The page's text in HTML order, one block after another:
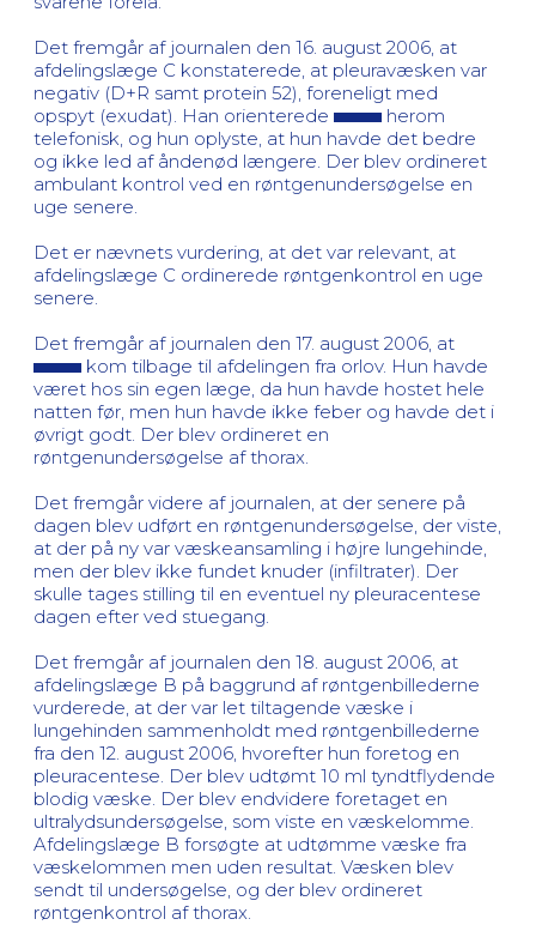
Det fremgår af journalen den 16. august 2006, at
afdelingslæge C konstaterede, at pleuravæsken var
negativ (D+R samt protein 52), foreneligt med
opspyt (exudat). Han orienterede
herom
telefonisk, og hun oplyste, at hun havde det bedre
og ikke led af åndenød længere. Der blev ordineret
ambulant kontrol ved en røntgenundersøgelse en
uge senere.
Det er nævnets vurdering, at det var relevant, at
afdelingslæge C ordinerede røntgenkontrol en uge
senere.
Det fremgår af journalen den 17. august 2006, at
kom tilbage til afdelingen fra orlov. Hun havde
været hos sin egen læge, da hun havde hostet hele
natten før, men hun havde ikke feber og havde det i
øvrigt godt. Der blev ordineret en
røntgenundersøgelse af thorax.
Det fremgår videre af journalen, at der senere på
dagen blev udført en røntgenundersøgelse, der viste,
at der på ny var væskeansamling i højre lungehinde,
men der blev ikke fundet knuder (infiltrater). Der
skulle tages stilling til en eventuel ny pleuracentese
dagen efter ved stuegang.
Det fremgår af journalen den 18. august 2006, at
afdelingslæge B på baggrund af røntgenbillederne
vurderede, at der var let tiltagende væske i
lungehinden sammenholdt med røntgenbillederne
fra den 12. august 2006, hvorefter hun foretog en
pleuracentese. Der blev udtømt 10 ml tyndtflydende
blodig væske. Der blev endvidere foretaget en
ultralydsundersøgelse, som viste en væskelomme.
Afdelingslæge B forsøgte at udtømme væske fra
væskelommen men uden resultat. Væsken blev
sendt til undersøgelse, og der blev ordineret
røntgenkontrol af thorax.